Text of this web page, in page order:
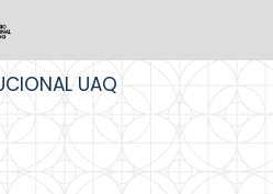
UAQ